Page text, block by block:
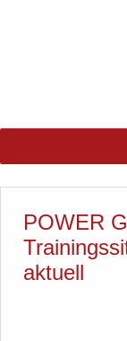
POWER
aktuell